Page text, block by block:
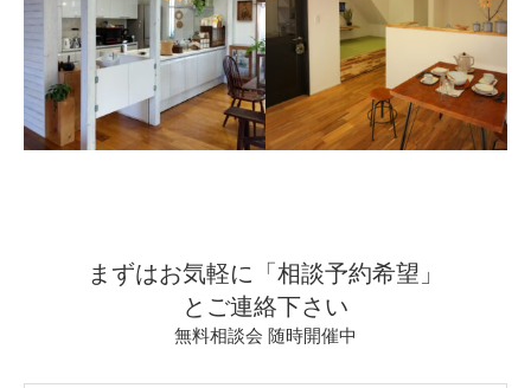
船橋市M様邸
愛着が深まるお家 船橋市S様邸
ゆったりと自然と過ごす時間
を
船橋市I様邸
習志野市O様邸
家族が集まれるオープンな間
まずはお気軽に「相談予約希望」
とご連絡下さい
無料相談会 随時開催中